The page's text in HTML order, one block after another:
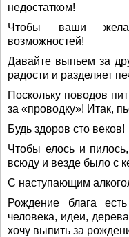
недостатком!
Чтобы ваши
возможностей!
Давайте выпьем за
радости и разделяет
Поскольку поводов
за «проводку»! Итак,
Будь здоров сто веков!
Чтобы елось и
всюду и везде было с
С наступающим
Рождение блага
человека, идеи,
хочу выпить за